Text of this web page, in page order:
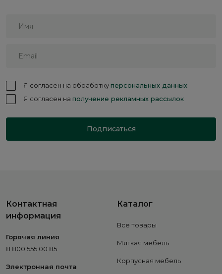
Я согласен на обработкуперсональных данных
Я согласен на получение рекламных рассылок
Подписаться
Контактная
информация
Горячая линия
8 800 555 00 85
Электронная почта
Каталог
Все товары
Мягкая мебель
Корпусная мебель